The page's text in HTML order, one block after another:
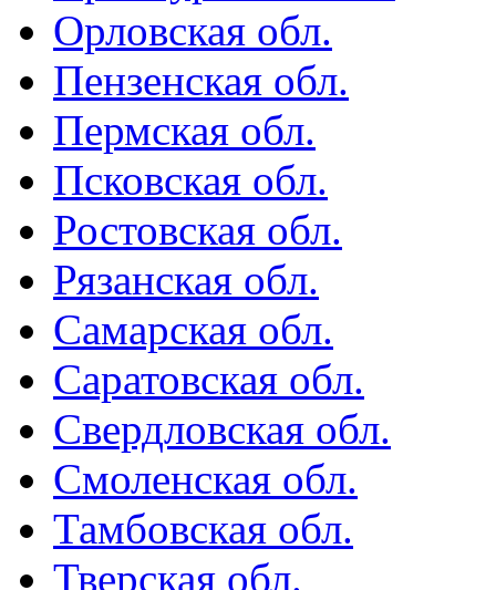
Орловская обл.
Пензенская обл.
Пермская обл.
Псковская обл.
Ростовская обл.
Рязанская обл.
Самарская обл.
Саратовская обл.
Свердловская обл.
Смоленская обл.
Тамбовская обл.
Тверская обл.